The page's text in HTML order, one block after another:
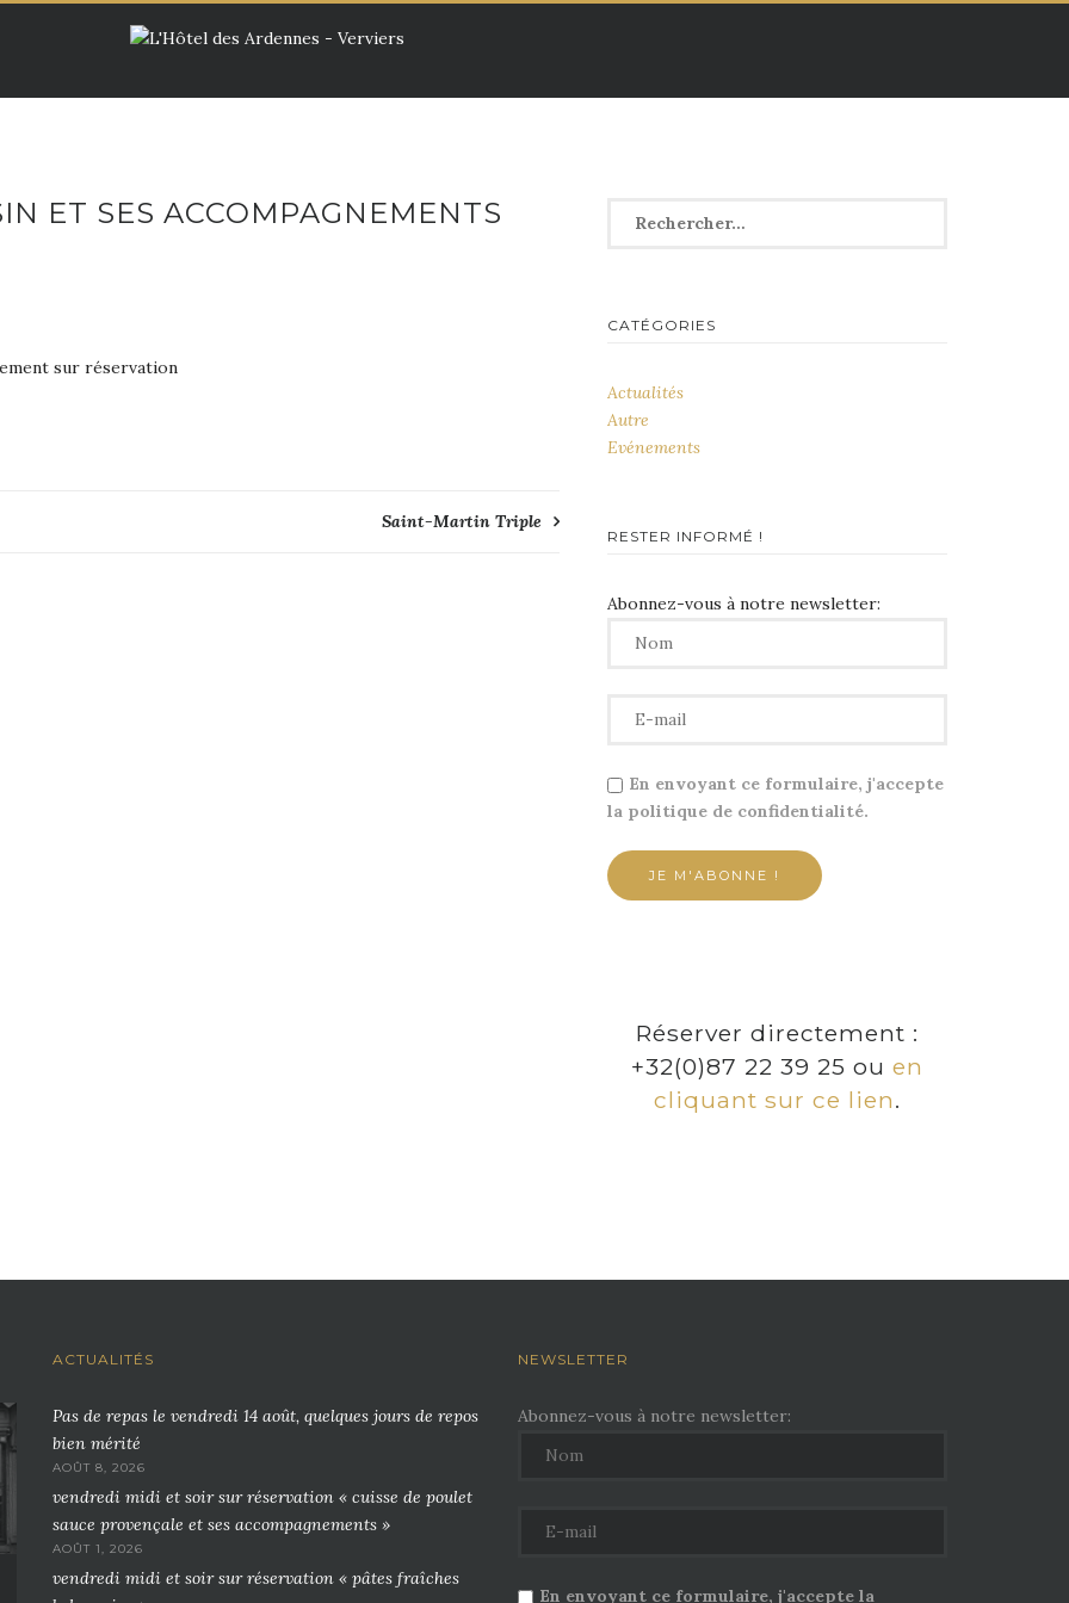
ET SES ACCOMPAGNEMENTS
sur réservation
Saint-Martin Triple
CATÉGORIES
Actualités
Autre
Evénements
RESTER INFORMÉ !
Abonnez-vous à notre newsletter:
En envoyant ce formulaire, j'accepte
la politique de confidentialité.
Réserver directement :
+32(0)87 22 39 25 ou en
cliquant sur ce lien.
ACTUALITÉS
Pas de repas le vendredi 14 août, quelques jours de repos
bien mérité
AOÛT 8, 2026
vendredi midi et soir sur réservation « cuisse de poulet
sauce provençale et ses accompagnements »
AOÛT 1, 2026
vendredi midi et soir sur réservation « pâtes fraîches
NEWSLETTER
Abonnez-vous à notre newsletter:
En envoyant ce formulaire, j'accepte la